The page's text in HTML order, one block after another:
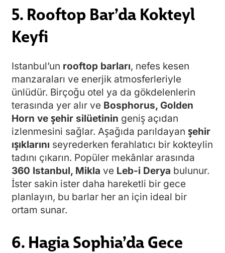
5. Rooftop Bar’da Kokteyl
Keyfi
Istanbul’un rooftop barları, nefes kesen
manzaraları ve enerjik atmosferleriyle
ünlüdür. Birçoğu otel ya da gökdelenlerin
terasında yer alır ve Bosphorus, Golden
Horn ve şehir silüetinin geniş açıdan
izlenmesini sağlar. Aşağıda parıldayan şehir
ışıklarını seyrederken ferahlatıcı bir kokteylin
tadını çıkarın. Popüler mekânlar arasında
360 Istanbul, Mikla ve Leb-i Derya bulunur.
İster sakin ister daha hareketli bir gece
planlayın, bu barlar her an için ideal bir
ortam sunar.
6. Hagia Sophia’da Gece